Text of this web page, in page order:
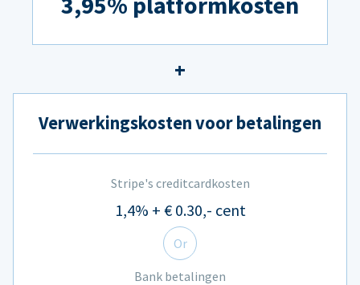
Verwerkingskosten voor betalingen
Stripe's creditcardkosten
1,4% + € 0.30,- cent
Or
Bank betalingen